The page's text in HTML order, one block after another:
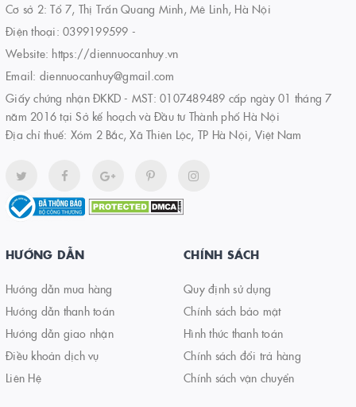
Cơ sở 2: Tổ 7, Thị Trấn Quang Minh, Mê Linh, Hà Nội
Điện thoại: 0399199599 -
Website: https://diennuocanhuy.vn
Email: diennuocanhuy@gmail.com
Giấy chứng nhận ĐKKD - MST: 0107489489 cấp ngày 01 tháng 7
năm 2016 tại Sở kế hoạch và Đầu tư Thành phố Hà Nội
Địa chỉ thuế: Xóm 2 Bắc, Xã Thiên Lộc, TP Hà Nội, Việt Nam
HƯỚNG DẪN
Hướng dẫn mua hàng
Hướng dẫn thanh toán
Hướng dẫn giao nhận
Điều khoản dịch vụ
Liên Hệ
CHÍNH SÁCH
Quy định sử dụng
Chính sách bảo mật
Hình thức thanh toán
Chính sách đổi trả hàng
Chính sách vận chuyển